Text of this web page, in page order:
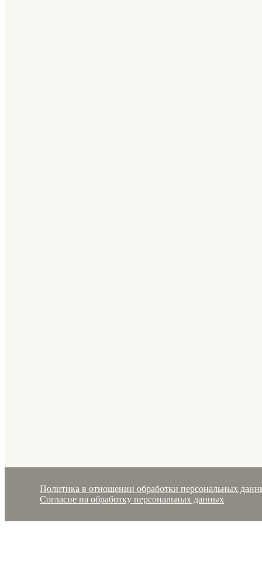
Политика в отношении обработки персональных
Согласие на обработку персональных данных